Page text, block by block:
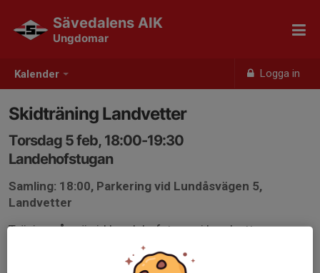
Kalender Logga in
Sävedalens AIK
Ungdomar
Skidträning Landvetter
Torsdag 5 feb, 18:00-19:30
Landehofstugan
Samling: 18:00, Parkering vid Lundåsvägen 5,
Landvetter
Träning på snö vid Landehofstugan i Landvetter.